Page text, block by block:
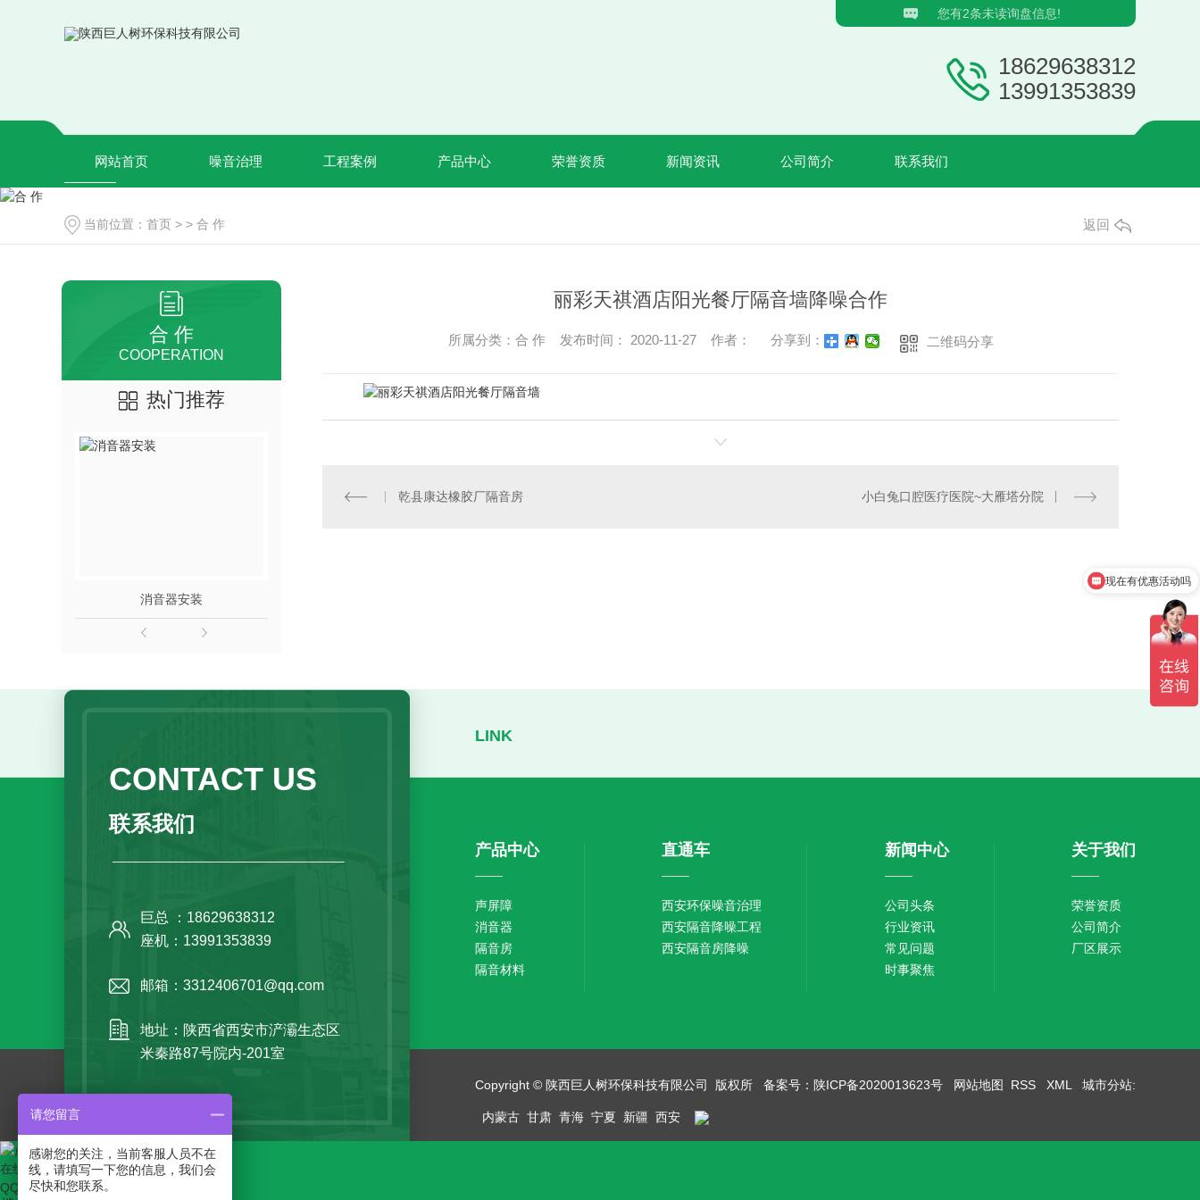
您有2条未读询盘信息!
18629638312
13991353839
网站首页 噪音治理 工程案例 产品中心 荣誉资质 新闻资讯 公司简介 联系我们
当前位置： 首页 > > 合 作 返回
合 作
COOPERATION
热门推荐
消音器安装
丽彩天祺酒店阳光餐厅隔音墙降噪合作
所属分类：合 作 发布时间： 2020-11-27 作者： 分享到： 二维码分享
乾县康达橡胶厂隔音房 小白兔口腔医疗医院~大雁塔分院
CONTACT US
联系我们
巨总 ：18629638312
座机：13991353839
邮箱：3312406701@qq.com
地址：陕西省西安市浐灞生态区
米秦路87号院内-201室
LINK
产品中心
声屏障
消音器
隔音房
隔音材料
直通车
西安环保噪音治理
西安隔音降噪工程
西安隔音房降噪
新闻中心
公司头条
行业资讯
常见问题
时事聚焦
关于我们
荣誉资质
公司简介
厂区展示
Copyright © 陕西巨人树环保科技有限公司 版权所 备案号： 陕ICP备2020013623号 网站地图 RSS XML 城市分站:
内蒙古 甘肃 青海 宁夏 新疆 西安
现在有优惠活动吗
请您留言
感谢您的关注，当前客服人员不在
线，请填写一下您的信息，我们会
尽快和您联系。
在线客服
QQ咨询